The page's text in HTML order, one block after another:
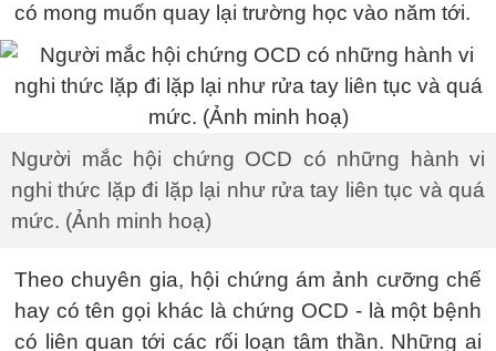
có mong muốn quay lại trường học vào năm tới.
Người mắc hội chứng OCD có những hành vi
nghi thức lặp đi lặp lại như rửa tay liên tục và quá
mức. (Ảnh minh hoạ)
Theo chuyên gia, hội chứng ám ảnh cưỡng chế
hay có tên gọi khác là chứng OCD - là một bệnh
có liên quan tới các rối loạn tâm thần. Những ai